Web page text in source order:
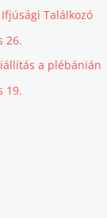
Találkozó
26.
a plébánián
19.